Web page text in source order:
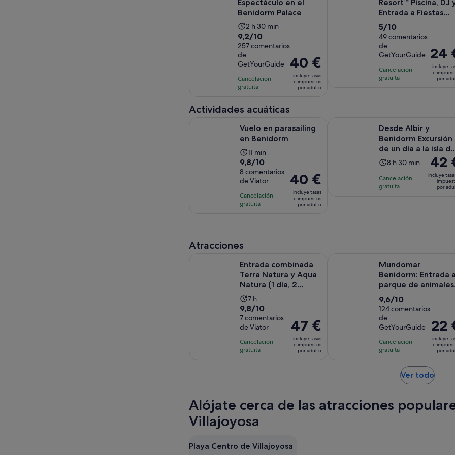
es
de
Espectáculo en el
Benidorm Palace
La
duración
de
la
actividad
es
de
y
2 h 30 min
9.2
sobre
10
con
257
comentarios
9,2/10
257 comentarios
de
GetYourGuide
Cancelación
gratuita
El
precio
es
de
adulto
40 €
incluye tasas
e impuestos
por adulto
Resort™ Piscina, DJ
Entrada a Fiestas
Diurnas
5.0
sobre
10
con
49
comentarios
5/10
49 comentarios
de
GetYourGuide
Cancelación
gratuita
El
precio
es
de
24
incluye
e
por
Actividades acuáticas
Vuelo en parasailing
en Benidorm
La
duración
de
la
actividad
es
11 min
9.8
sobre
10
con
8
9,8/10
8 comentarios
de Viator
Cancelación
gratuita
El
precio
es
de
40 €
incluye tasas
e impuestos
por adulto
Desde Albir y
Benidorm Excursión
de un día a la isla de
Tabarca en autobús
La
de
8 h 30 min
Cancelación
gratuita
El
precio
es
de
42
incluye
por
Atracciones
Entrada combinada
Terra Natura y Aqua
Natura (1 día, 2
parques)
La
duración
de
la
actividad
es
7 h
9.8
sobre
10
con
7
9,8/10
7 comentarios
de Viator
Cancelación
gratuita
El
precio
es
de
47 €
incluye tasas
e impuestos
por adulto
Mundomar
Benidorm: Entrada
parque de animales
marinos y exóticos
9.6
sobre
10
con
124
comentarios
9,6/10
124 comentarios
de
GetYourGuide
Cancelación
gratuita
El
precio
es
de
por
adulto
22
incluye
e
por
Ver todoSe
una
Alójate cerca de las atracciones
Villajoyosa
Playa Centro de Villajoyosa